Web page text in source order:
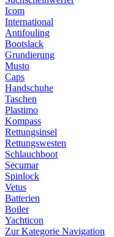
Icom
International
Antifouling
Bootslack
Grundierung
Musto
Caps
Handschuhe
Taschen
Plastimo
Kompass
Rettungsinsel
Rettungswesten
Schlauchboot
Secumar
Spinlock
Vetus
Batterien
Boiler
Yachticon
Zur Kategorie Navigation